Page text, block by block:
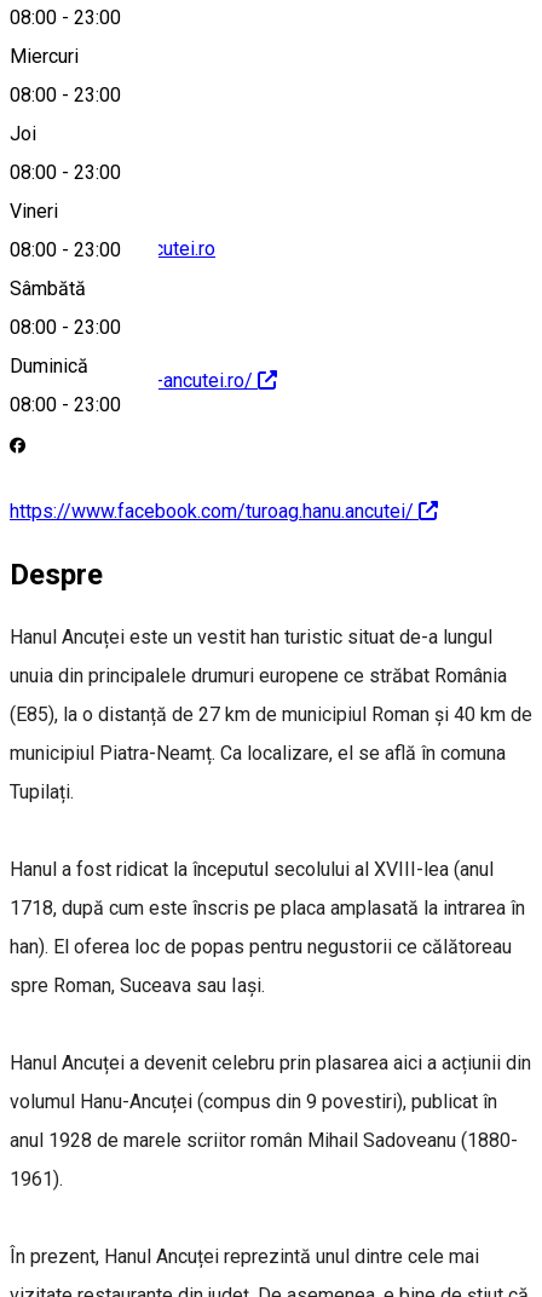
08:00 - 23:00
Miercuri
08:00 - 23:00
Joi
08:00 - 23:00
Vineri
08:00 - 23:00
Sâmbătă
08:00 - 23:00
Duminică
08:00 - 23:00
contact@hanu-ancutei.ro
https://www.hanu-ancutei.ro/
https://www.facebook.com/turoag.hanu.ancutei/
Despre
Hanul Ancuței este un vestit han turistic situat de-a lungul
unuia din principalele drumuri europene ce străbat România
(E85), la o distanță de 27 km de municipiul Roman și 40 km de
municipiul Piatra-Neamț. Ca localizare, el se află în comuna
Tupilați.
Hanul a fost ridicat la începutul secolului al XVIII-lea (anul
1718, după cum este înscris pe placa amplasată la intrarea în
han). El oferea loc de popas pentru negustorii ce călătoreau
spre Roman, Suceava sau Iași.
Hanul Ancuței a devenit celebru prin plasarea aici a acțiunii din
volumul Hanu-Ancuței (compus din 9 povestiri), publicat în
anul 1928 de marele scriitor român Mihail Sadoveanu (1880-
1961).
În prezent, Hanul Ancuței reprezintă unul dintre cele mai